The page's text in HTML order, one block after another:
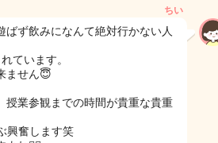
ちい
ず飲みになんて絶対行かない人
ています。
ません😇
授業参観までの時間が貴重な貴重
興奮します笑